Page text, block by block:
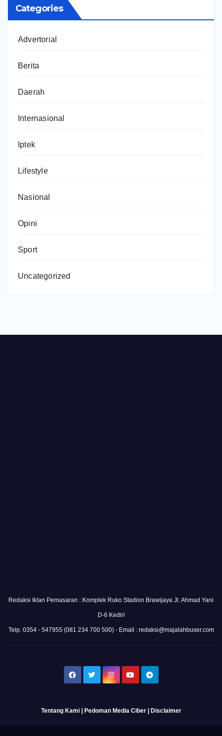
Categories
Advertorial
Berita
Daerah
Internasional
Iptek
Lifestyle
Nasional
Opini
Sport
Uncategorized
Redaksi Iklan Pemasaran : Komplek Ruko Stadion Brawijaya Jl. Ahmad Yani
D-6 Kediri
Telp. 0354 - 547955 (081 234 700 500) - Email : redaksi@majalahbuser.com
Tentang Kami| Pedoman Media Ciber| Disclaimer